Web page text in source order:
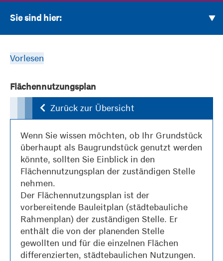
Sie sind hier:
Vorlesen
Flächennutzungsplan
Zurück zur Übersicht
Wenn Sie wissen möchten, ob Ihr Grundstück
überhaupt als Baugrundstück genutzt werden
könnte, sollten Sie Einblick in den
Flächennutzungsplan der zuständigen Stelle
nehmen.
Der Flächennutzungsplan ist der
vorbereitende Bauleitplan (städtebauliche
Rahmenplan) der zuständigen Stelle. Er
enthält die von der planenden Stelle
gewollten und für die einzelnen Flächen
differenzierten, städtebaulichen Nutzungen.